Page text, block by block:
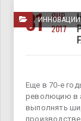
ИННОВАЦИИ
31
ЯНВ
2017
Еще в 70-е
революцию в
выполнять